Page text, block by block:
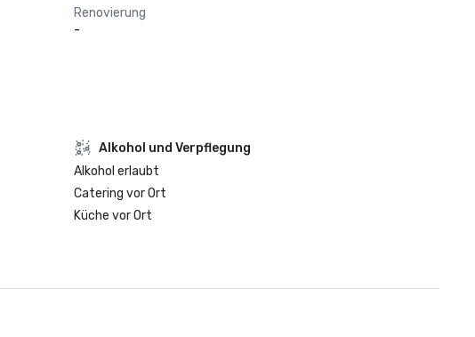
Renovierung
-
‪Alkohol‬ und Verpflegung
‪Alkohol‬ erlaubt
Catering vor Ort
Küche vor Ort